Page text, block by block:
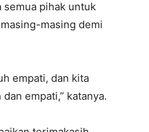
semua pihak untuk
masing demi
empati, dan kita
empati,” katanya.